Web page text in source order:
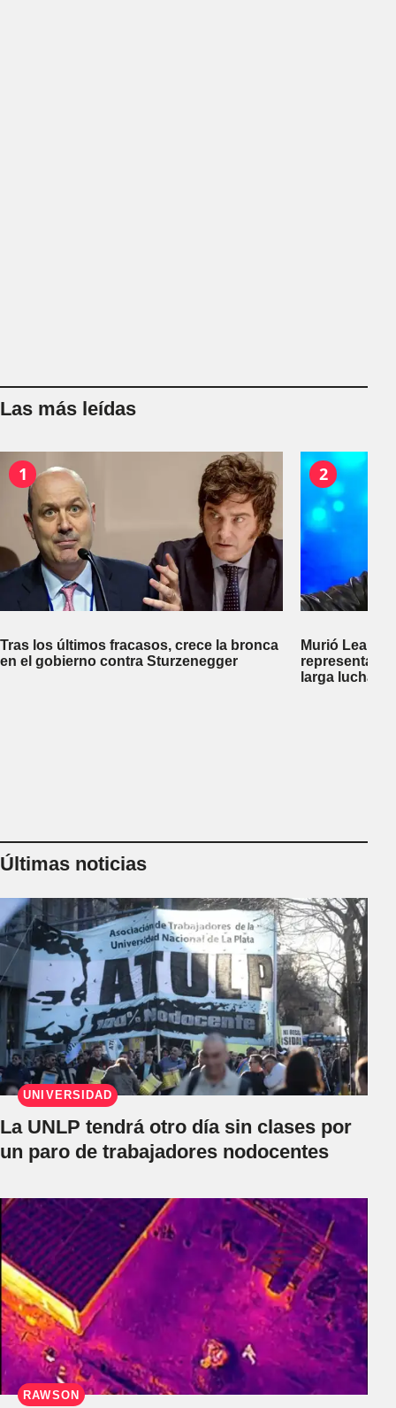
Las más leídas
1
Tras los últimos fracasos, crece la bronca
en el gobierno contra Sturzenegger
2
Murió
larga lucha
Últimas noticias
UNIVERSIDAD
La UNLP tendrá otro día sin clases por
un paro de trabajadores nodocentes
RAWSON